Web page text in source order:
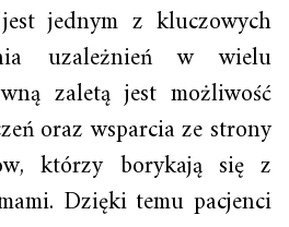
jednym z kluczowych
uzależnień w wielu
zaletą jest możliwość
oraz wsparcia ze strony
którzy borykają się z
Dzięki temu pacjenci